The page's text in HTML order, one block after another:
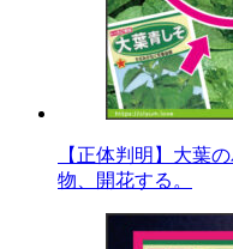
【正体判明】大葉
物、開花する。